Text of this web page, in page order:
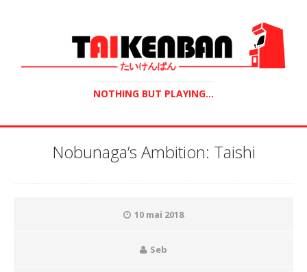
NOTHING BUT PLAYING...
Nobunaga’s Ambition: Taishi
10 mai 2018
Seb